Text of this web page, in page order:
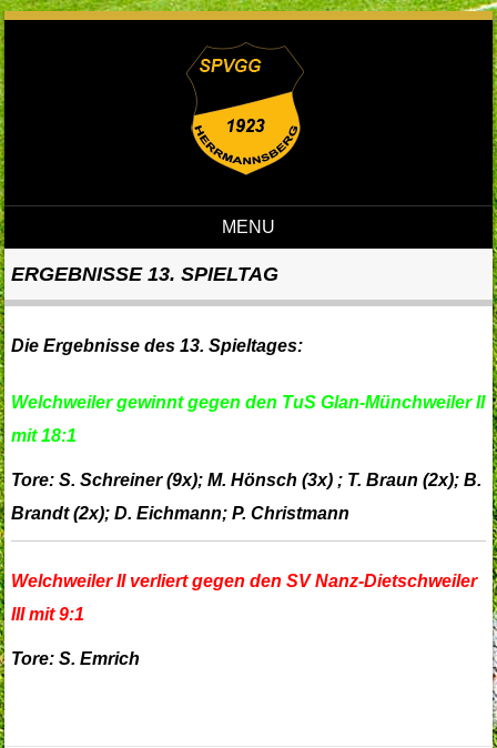
MENU
ERGEBNISSE 13. SPIELTAG
Die Ergebnisse des 13. Spieltages:
Welchweiler gewinnt gegen den TuS Glan-Münchweiler II
mit 18:1
Tore: S. Schreiner (9x); M. Hönsch (3x) ; T. Braun (2x); B.
Brandt (2x); D. Eichmann; P. Christmann
Welchweiler II verliert gegen den SV Nanz-Dietschweiler
III mit 9:1
Tore: S. Emrich